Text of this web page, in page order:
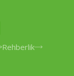
Rehberlik